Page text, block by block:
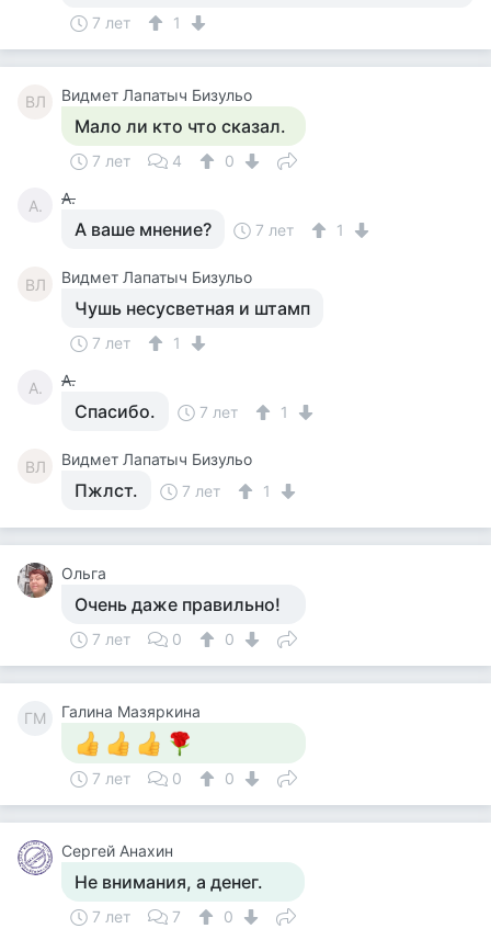
7 лет 1
ВЛ Видмет Лапатыч Бизульо
Мало ли кто что сказал.
7 лет 4 0
А. А.
А ваше мнение? 7 лет 1
ВЛ Видмет Лапатыч Бизульо
Чушь несусветная и штамп
7 лет 1
А. А.
Спасибо. 7 лет 1
ВЛ Видмет Лапатыч Бизульо
Пжлст. 7 лет 1
Ольга
Очень даже правильно!
7 лет 0 0
ГМ Галина Мазяркина
7 лет 0 0
Сергей Анахин
Не внимания, а денег.
7 лет 7 0